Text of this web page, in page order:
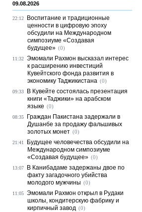
09.08.2026
22:12
Воспитание и традиционные
ценности в цифровую эпоху
обсудили на Международном
симпозиуме «Создавая
будущее» (0)
11:32 Эмомали Рахмон высказал интерес
к расширению инвестиций
Кувейтского фонда развития в
экономику Таджикистана (0)
09:33
В Кувейте состоялась презентация
книги «Таджики» на арабском
языке (0)
08:35
Граждан Пакистана задержали в
Душанбе за продажу фальшивых
золотых монет (0)
21:41
Будущее человечества обсудили на
Международном симпозиуме
«Создавая будущее» (0)
13:07
В Канибадаме задержаны двое по
факту загадочного убийства
молодого мужчины (0)
11:05 Эмомали Рахмон открыл в Рудаки
школы, кондитерскую фабрику и
кирпичный завод (0)